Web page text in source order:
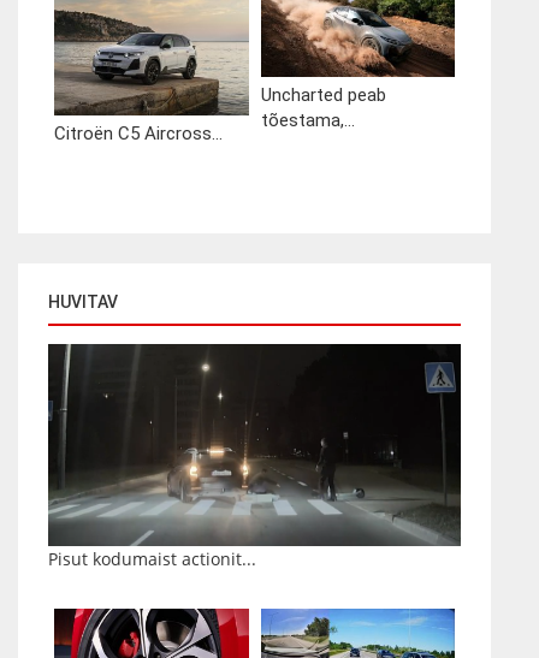
Citroën C5 Aircross...
Uncharted peab
tõestama,...
HUVITAV
Pisut kodumaist actionit...